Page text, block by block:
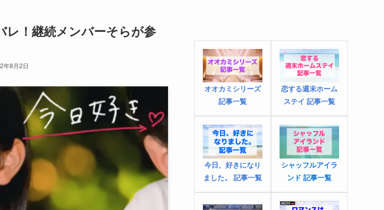
レ！継続メンバーそらが参
年8月2日
オオカミシリーズ
記事一覧
恋する週末ホーム
ステイ 記事一覧
今日、好きになり
ました。 記事一覧
シャッフルアイラ
ンド 記事一覧